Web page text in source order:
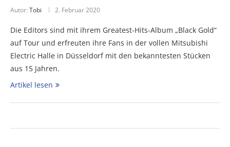
Autor: Tobi 2. Februar 2020
Die Editors sind mit ihrem Greatest-Hits-Album „Black Gold“
auf Tour und erfreuten ihre Fans in der vollen Mitsubishi
Electric Halle in Düsseldorf mit den bekanntesten Stücken
aus 15 Jahren.
Artikel lesen